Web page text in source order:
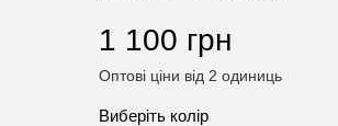
1 100 грн
Оптові ціни від 2 одиниць
Виберіть колір